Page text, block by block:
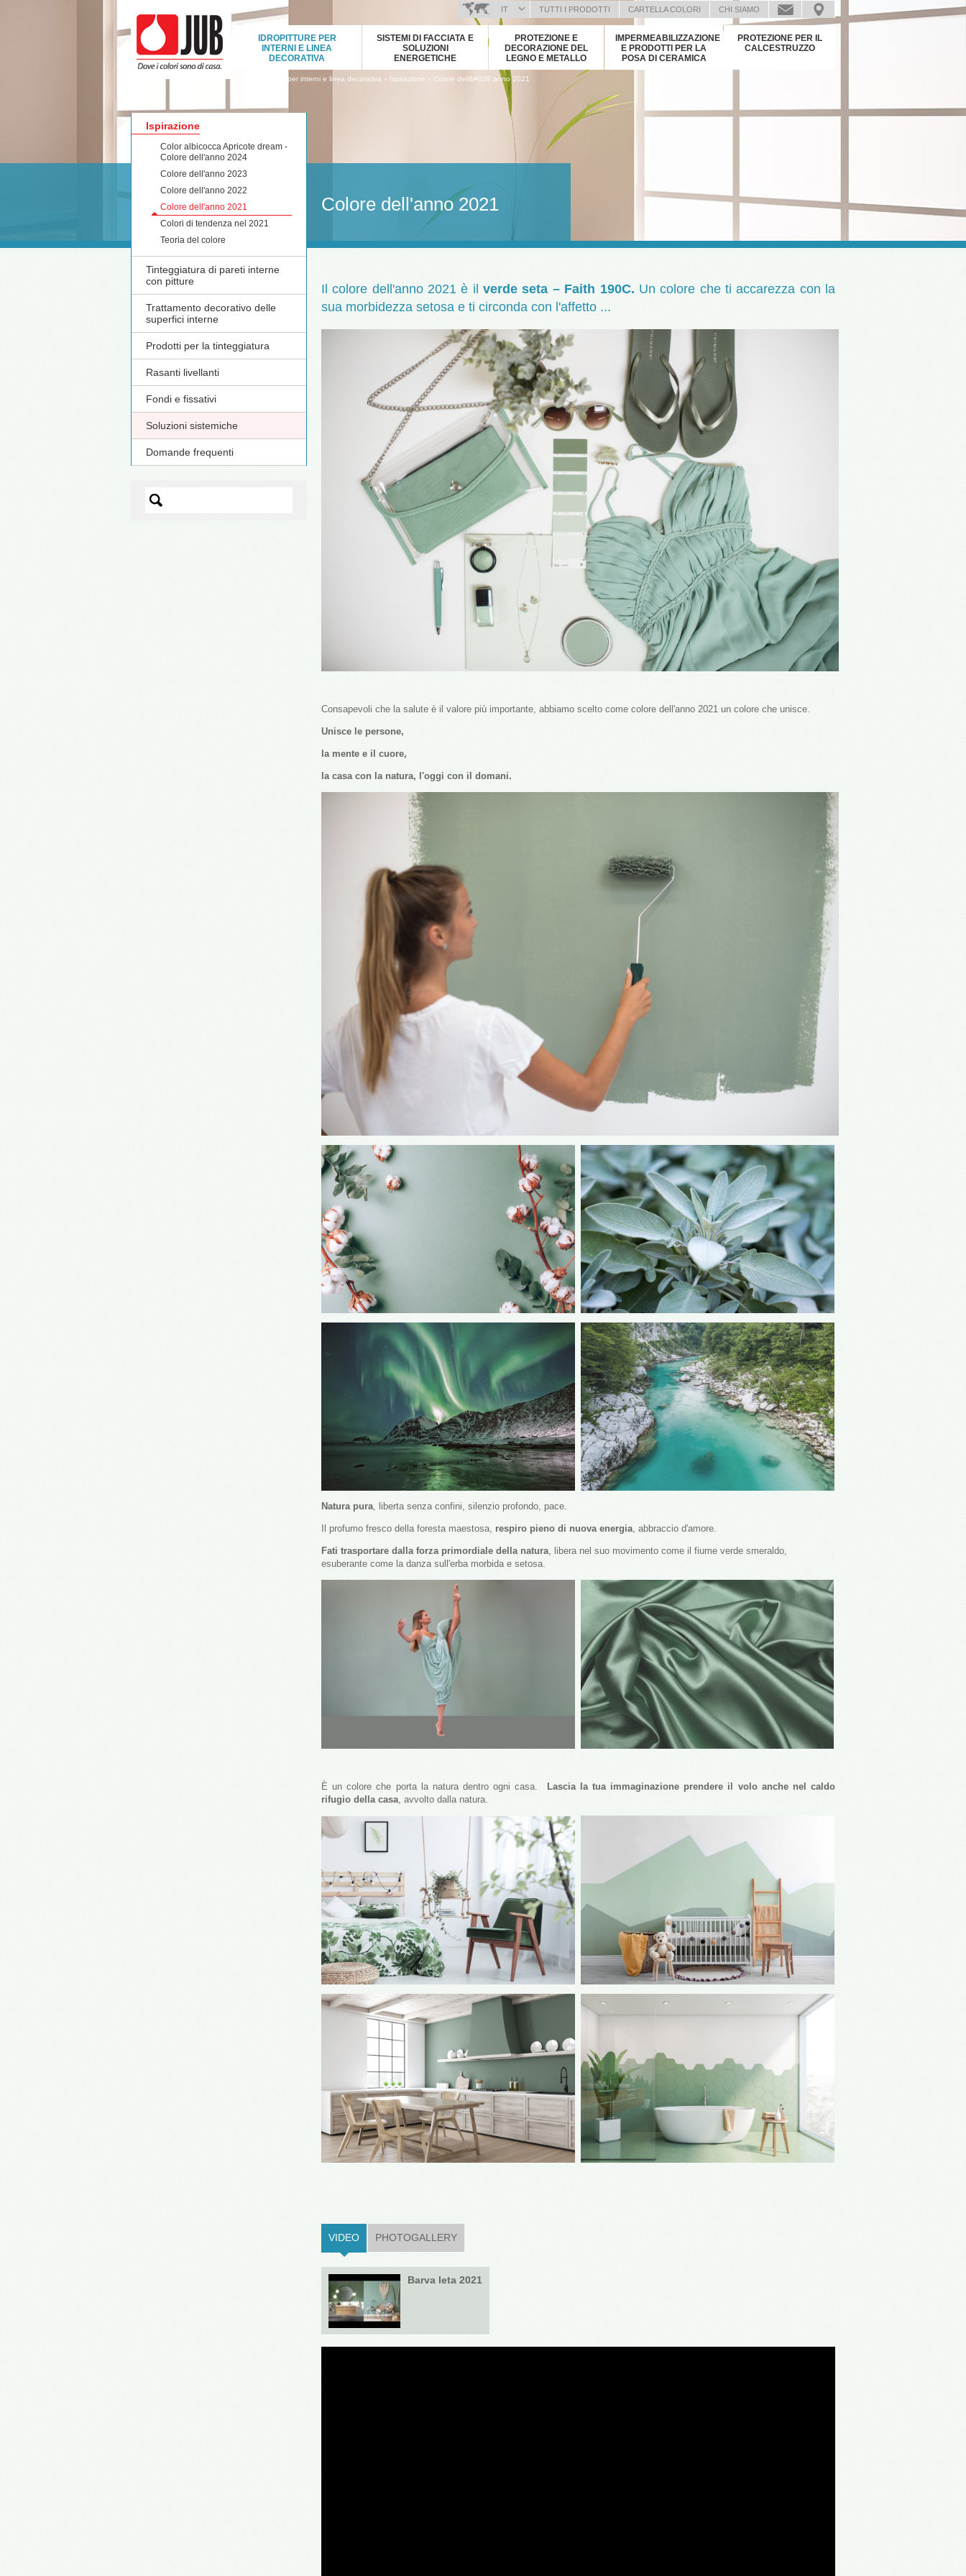
TUTTI I PRODOTTI CARTELLA COLORI
CHI SIAMO
BOSANSKI (BOSNIAN)
HRVATSKI (CROATIAN)
ČEŠTINA (CZECH)
ENGLISH (ENGLISH)
DEUTSCH (GERMAN)
ΕΛΛΗΝΙΚΑ (GREEK)
IT
KOSOVA (KOSOVO)
ROMÂNĂ (ROMANIAN)
РУССКИЙ (RUSSIAN)
SLOVENČINA (SLOVAK)
IDROPITTURE PER
INTERNI E LINEA
DECORATIVA
SISTEMI DI FACCIATA E
SOLUZIONI
ENERGETICHE
PROTEZIONE E
DECORAZIONE DEL
LEGNO E METALLO
IMPERMEABILIZZAZIONE
E PRODOTTI PER LA
POSA DI CERAMICA
PROTEZIONE PER IL
CALCESTRUZZO
Idropitture per interni e linea decorativa › Ispirazione › Colore dell&#039;anno 2021
Ispirazione
Color albicocca Apricote dream -
Colore dell'anno 2024
Colore dell'anno 2023
Colore dell'anno 2022
Colore dell'anno 2021
Colori di tendenza nel 2021
Teoria del colore
Tinteggiatura di pareti interne
con pitture
Trattamento decorativo delle
superfici interne
Prodotti per la tinteggiatura
Rasanti livellanti
Fondi e fissativi
Soluzioni sistemiche
Domande frequenti
Colore dell'anno 2021
Il colore dell'anno 2021 è ilverde seta – Faith 190C. Un colore che ti accarezza con la
sua morbidezza setosa e ti circonda con l'affetto ...
Consapevoli che la salute è il valore più importante, abbiamo scelto come colore dell'anno 2021 un colore che unisce.
Unisce le persone,
la mente e il cuore,
la casa con la natura, l'oggi con il domani.
Natura pura, liberta senza confini, silenzio profondo, pace.
Il profumo fresco della foresta maestosa, respiro pieno di nuova energia, abbraccio d'amore.
Fati trasportare dalla forza primordiale della natura, libera nel suo movimento come il fiume verde smeraldo,
esuberante come la danza sull'erba morbida e setosa.
È un colore che porta la natura dentro ogni casa.
Lascia la tua immaginazione prendere il volo anche nel caldo
rifugio della casa, avvolto dalla natura.
VIDEO (ACTIVE TAB)
PHOTOGALLERY
Barva leta 2021